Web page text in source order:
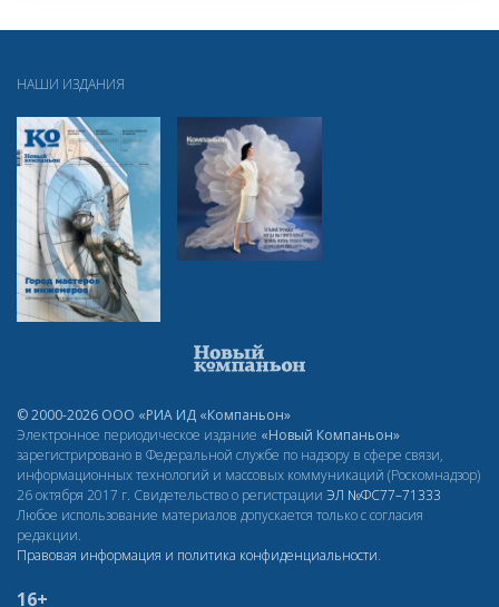
НАШИ ИЗДАНИЯ
© 2000-2026 ООО «РИА ИД «Компаньон»
Электронное периодическое издание «Новый Компаньон»
зарегистрировано в Федеральной службе по надзору в сфере связи,
информационных технологий и массовых коммуникаций (Роскомнадзор)
26 октября 2017 г. Свидетельство о регистрации ЭЛ №ФС77–71333
Любое использование материалов допускается только с согласия
редакции.
Правовая информация и политика конфиденциальности.
16+